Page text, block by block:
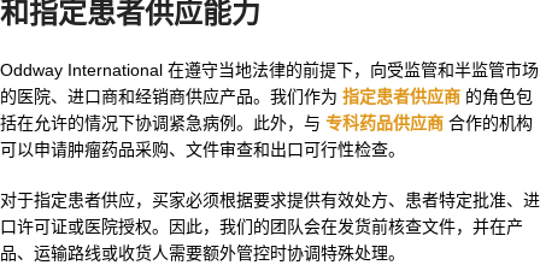
和指定患者供应能力
Oddway International 在遵守当地法律的前提下，向受监管和半监管市场
的医院、进口商和经销商供应产品。我们作为 指定患者供应商 的角色包
括在允许的情况下协调紧急病例。此外，与 专科药品供应商 合作的机构
可以申请肿瘤药品采购、文件审查和出口可行性检查。
对于指定患者供应，买家必须根据要求提供有效处方、患者特定批准、进
口许可证或医院授权。因此，我们的团队会在发货前核查文件，并在产
品、运输路线或收货人需要额外管控时协调特殊处理。